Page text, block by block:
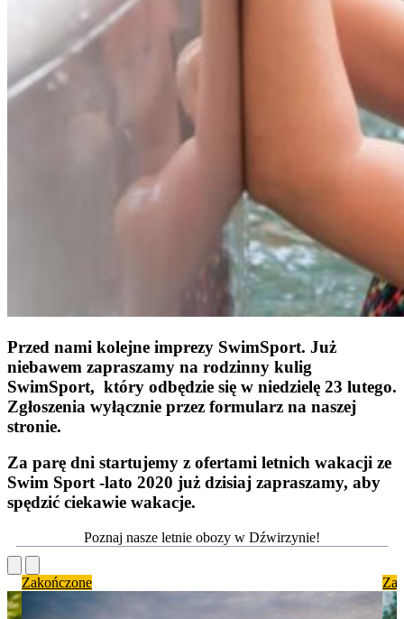
Przed nami kolejne imprezy SwimSport. Już
niebawem zapraszamy na rodzinny kulig
SwimSport, który odbędzie się w niedzielę 23 lutego.
Zgłoszenia wyłącznie przez formularz na naszej
stronie.
Za parę dni startujemy z ofertami letnich wakacji ze
Swim Sport -lato 2020 już dzisiaj zapraszamy, aby
spędzić ciekawie wakacje.
Poznaj nasze letnie obozy w Dźwirzynie!
Zakończone